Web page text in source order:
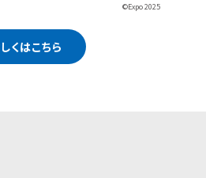
©Expo 2025
くはこちら